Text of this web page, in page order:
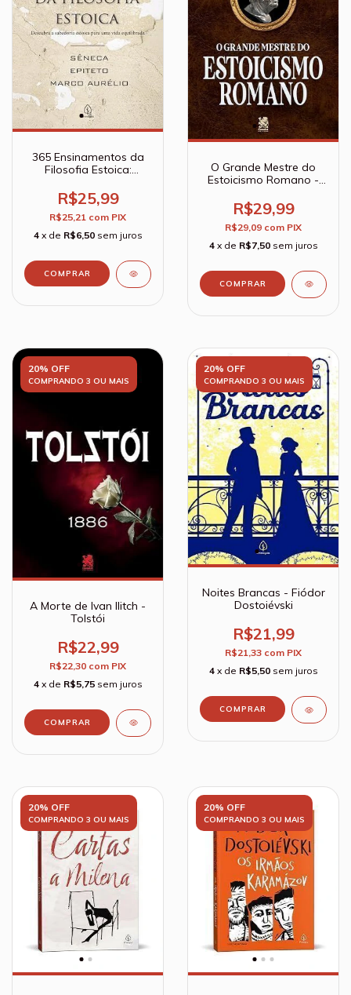
365 Ensinamentos da
Filosofia Estoica:
estoica para uma vida
equilibrada - Sêneca;
Epiteto
R$25,99
R$25,21 com PIX
4 x de R$6,50 sem juros
O Grande Mestre do
Estoicismo Romano -
R$29,99
R$29,09 com PIX
4 x de R$7,50 sem juros
20% OFF
COMPRANDO 3 OU MAIS
A Morte de Ivan Ilitch -
Tolstói
R$22,99
R$22,30 com PIX
4 x de R$5,75 sem juros
20% OFF
COMPRANDO 3 OU MAIS
Noites Brancas - Fiódor
Dostoiévski
R$21,99
R$21,33 com PIX
4 x de R$5,50 sem juros
20% OFF
COMPRANDO 3 OU MAIS
20% OFF
COMPRANDO 3 OU MAIS